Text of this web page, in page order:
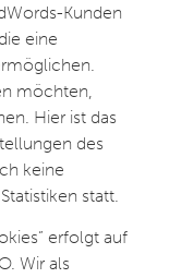
Kunden
eine
möchten,
Hier ist das
des
keine
statt.
erfolgt auf
Wir als